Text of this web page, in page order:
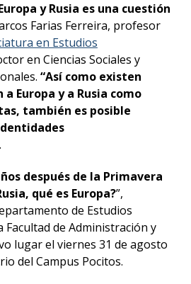
y Rusia es una cuestión
Farias Ferreira, profesor
en Estudios
en Ciencias Sociales y
“Así como existen
Europa y a Rusia como
también es posible
después de la Primavera
qué es Europa?”,
de Estudios
Facultad de Administración y
lugar el viernes 31 de agosto
del Campus Pocitos.